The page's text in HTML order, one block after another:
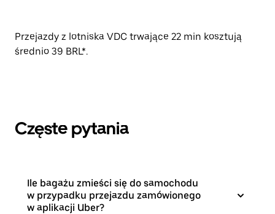
Przejazdy z lotniska VDC trwające 22 min kosztują
średnio 39 BRL*.
Częste pytania
Ile bagażu zmieści się do samochodu
w przypadku przejazdu zamówionego
w aplikacji Uber?